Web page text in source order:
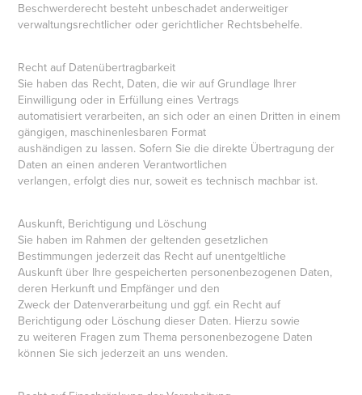
Beschwerderecht besteht unbeschadet anderweitiger
verwaltungsrechtlicher oder gerichtlicher Rechtsbehelfe.
Recht auf Datenübertragbarkeit
Sie haben das Recht, Daten, die wir auf Grundlage Ihrer
Einwilligung oder in Erfüllung eines Vertrags
automatisiert verarbeiten, an sich oder an einen Dritten in einem
gängigen, maschinenlesbaren Format
aushändigen zu lassen. Sofern Sie die direkte Übertragung der
Daten an einen anderen Verantwortlichen
verlangen, erfolgt dies nur, soweit es technisch machbar ist.
Auskunft, Berichtigung und Löschung
Sie haben im Rahmen der geltenden gesetzlichen
Bestimmungen jederzeit das Recht auf unentgeltliche
Auskunft über Ihre gespeicherten personenbezogenen Daten,
deren Herkunft und Empfänger und den
Zweck der Datenverarbeitung und ggf. ein Recht auf
Berichtigung oder Löschung dieser Daten. Hierzu sowie
zu weiteren Fragen zum Thema personenbezogene Daten
können Sie sich jederzeit an uns wenden.